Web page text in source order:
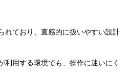
れており、直感的に扱いやすい設計
利用する環境でも、操作に迷いにく